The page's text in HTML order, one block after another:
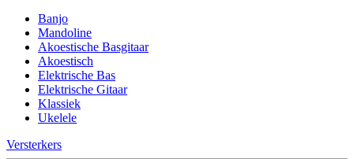
Banjo
Mandoline
Akoestische Basgitaar
Akoestisch
Elektrische Bas
Elektrische Gitaar
Klassiek
Ukelele
Versterkers